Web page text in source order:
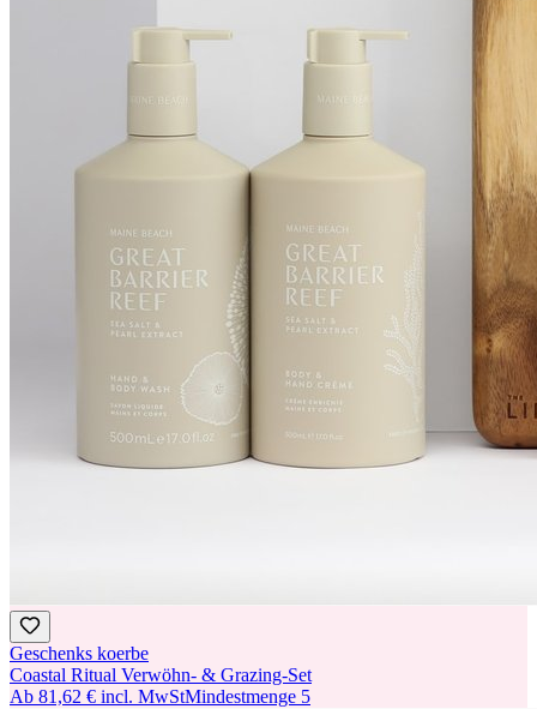
Geschenks koerbe
Coastal Ritual Verwöhn- & Grazing-Set
Ab 81,62 € incl. MwStMindestmenge 5